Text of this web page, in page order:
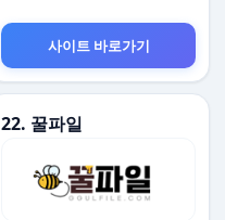
사이트 바로가기
22. 꿀파일